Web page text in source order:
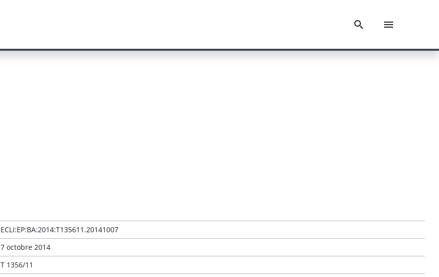
ECLI:EP:BA:2014:T135611.20141007
7 octobre 2014
T 1356/11